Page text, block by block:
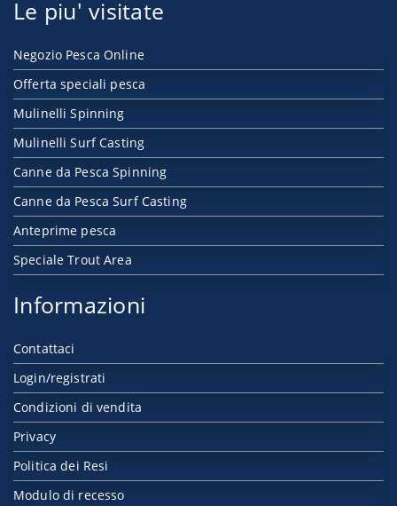
Le piu' visitate
Negozio Pesca Online
Offerta speciali pesca
Mulinelli Spinning
Mulinelli Surf Casting
Canne da Pesca Spinning
Canne da Pesca Surf Casting
Anteprime pesca
Speciale Trout Area
Informazioni
Contattaci
Login/registrati
Condizioni di vendita
Privacy
Politica dei Resi
Modulo di recesso